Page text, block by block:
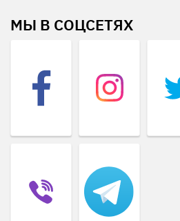
МЫ В СОЦСЕТЯХ